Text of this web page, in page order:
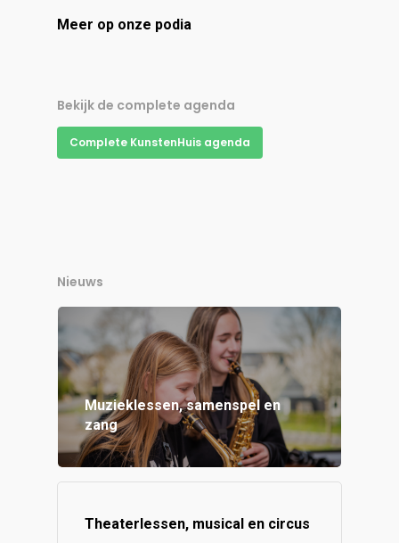
Meer op onze podia
Bekijk de complete agenda
Complete KunstenHuis agenda
Nieuws
Muzieklessen, samenspel en
zang
Theaterlessen, musical en circus